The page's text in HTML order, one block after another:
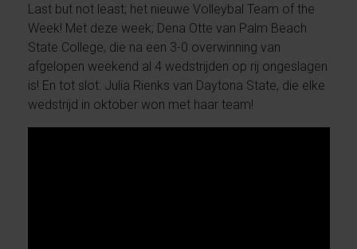
Last but not least; het nieuwe Volleybal Team of the
Week! Met deze week; Dena Otte van Palm Beach
State College, die na een 3-0 overwinning van
afgelopen weekend al 4 wedstrijden op rij ongeslagen
is! En tot slot: Julia Rienks van Daytona State, die elke
wedstrijd in oktober won met haar team!